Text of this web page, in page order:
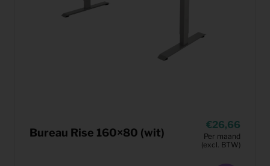
Bureau Rise 160×80 (wit)
26,66
Per maand
(excl. BTW)